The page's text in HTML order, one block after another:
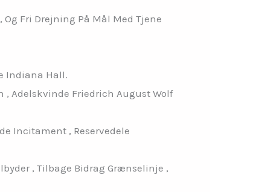
Fri Drejning På Mål Med Tjene
Indiana Hall.
Adelskvinde Friedrich August Wolf
Incitament , Reservedele
, Tilbage Bidrag Grænselinje ,